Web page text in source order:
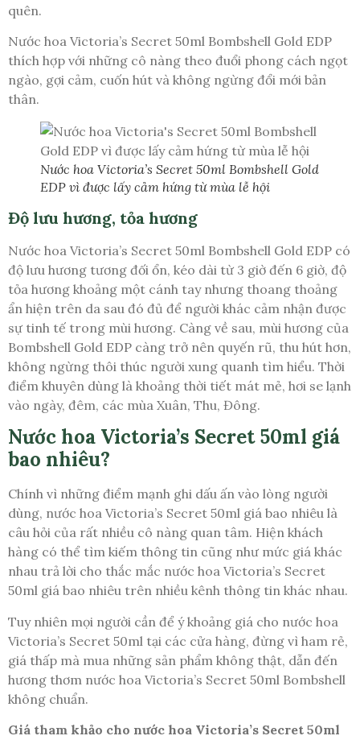
quên.
Nước hoa Victoria’s Secret 50ml Bombshell Gold EDP
thích hợp với những cô nàng theo đuổi phong cách ngọt
ngào, gợi cảm, cuốn hút và không ngừng đổi mới bản
thân.
Nước hoa Victoria’s Secret 50ml Bombshell Gold
EDP vì được lấy cảm hứng từ mùa lễ hội
Độ lưu hương, tỏa hương
Nước hoa Victoria’s Secret 50ml Bombshell Gold EDP có
độ lưu hương tương đối ổn, kéo dài từ 3 giờ đến 6 giờ, độ
tỏa hương khoảng một cánh tay nhưng thoang thoảng
ẩn hiện trên da sau đó đủ để người khác cảm nhận được
sự tinh tế trong mùi hương. Càng về sau, mùi hương của
Bombshell Gold EDP càng trở nên quyến rũ, thu hút hơn,
không ngừng thôi thúc người xung quanh tìm hiểu. Thời
điểm khuyên dùng là khoảng thời tiết mát mẻ, hơi se lạnh
vào ngày, đêm, các mùa Xuân, Thu, Đông.
Nước hoa Victoria’s Secret 50ml giá
bao nhiêu?
Chính vì những điểm mạnh ghi dấu ấn vào lòng người
dùng, nước hoa Victoria’s Secret 50ml giá bao nhiêu là
câu hỏi của rất nhiều cô nàng quan tâm. Hiện khách
hàng có thể tìm kiếm thông tin cũng như mức giá khác
nhau trả lời cho thắc mắc nước hoa Victoria’s Secret
50ml giá bao nhiêu trên nhiều kênh thông tin khác nhau.
Tuy nhiên mọi người cần để ý khoảng giá cho nước hoa
Victoria’s Secret 50ml tại các cửa hàng, đừng vì ham rẻ,
giá thấp mà mua những sản phẩm không thật, dẫn đến
hương thơm nước hoa Victoria’s Secret 50ml Bombshell
không chuẩn.
Giá tham khảo cho nước hoa Victoria’s Secret 50ml